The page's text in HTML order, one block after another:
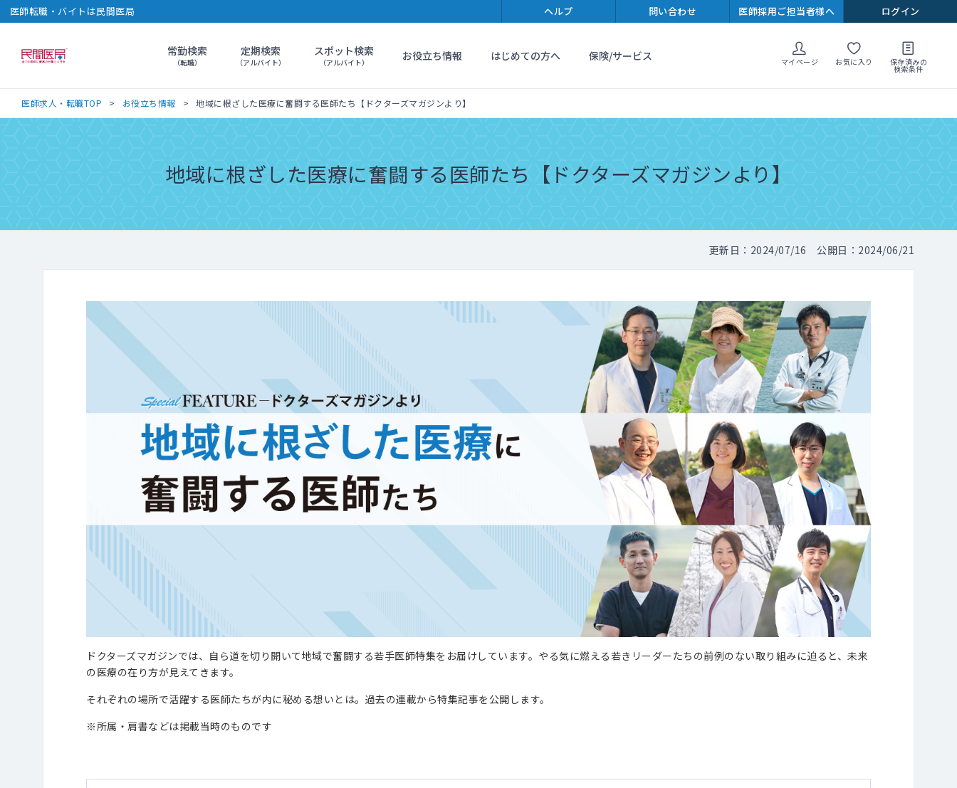
医師転職・バイトは民間医局 ヘルプ 問い合わせ 医師採用ご担当者様へ ログイン
民間医局常勤検索
（転職）
定期検索
（アルバイト）
スポット検索
（アルバイト） お役立ち情報 はじめての方へ 保険/サービス マイページ お気に入り 保存済みの
検索条件
医師求人・転職TOP お役立ち情報 地域に根ざした医療に奮闘する医師たち【ドクターズマガジンより】
地域に根ざした医療に奮闘する医師たち【ドクターズマガジンより】
更新日：2024/07/16 公開日：2024/06/21
ドクターズマガジンでは、自ら道を切り開いて地域で奮闘する若手医師特集をお届けしています。やる気に燃える若きリーダーたちの前例のない取り組みに迫ると、未来
の医療の在り方が見えてきます。
それぞれの場所で活躍する医師たちが内に秘める想いとは。過去の連載から特集記事を公開します。
※所属・肩書などは掲載当時のものです